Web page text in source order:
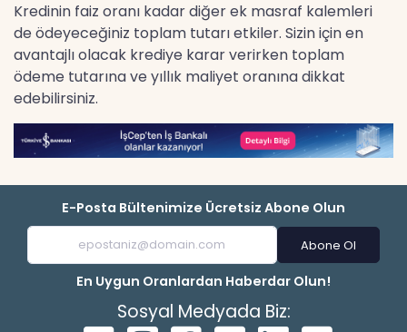
Kredinin faiz oranı kadar diğer ek masraf kalemleri
de ödeyeceğiniz toplam tutarı etkiler. Sizin için en
avantajlı olacak krediye karar verirken toplam
ödeme tutarına ve yıllık maliyet oranına dikkat
edebilirsiniz.
E-Posta Bültenimize Ücretsiz Abone Olun
Abone Ol
En Uygun Oranlardan Haberdar Olun!
Sosyal Medyada Biz: